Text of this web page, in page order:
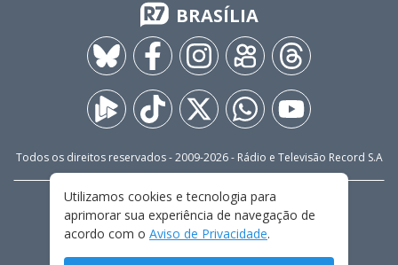
BRASÍLIA
Todos os direitos reservados - 2009-2026- Rádio e Televisão Record S.A
FALE CONOSCO
PRIVACIDADE
TERMOS E CONDIÇÕES DE USO
Utilizamos cookies e tecnologia para
aprimorar sua experiência de navegação de
acordo com o Aviso de Privacidade.